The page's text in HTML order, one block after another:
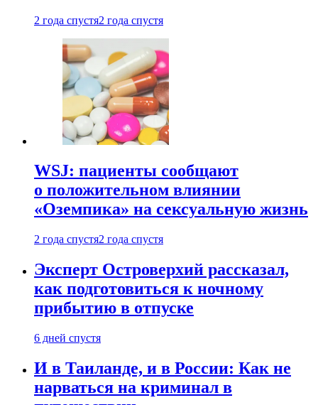
2 года спустя2 года спустя
WSJ: пациенты сообщают
о положительном влиянии
«Оземпика» на сексуальную жизнь
2 года спустя2 года спустя
Эксперт Островерхий рассказал,
как подготовиться к ночному
прибытию в отпуске
6 дней спустя
И в Таиланде, и в России: Как не
нарваться на криминал в